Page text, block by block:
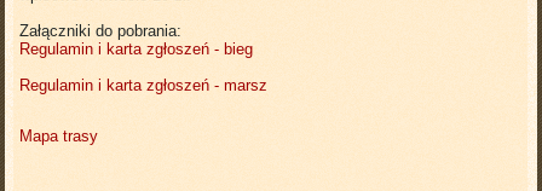
Załączniki do pobrania:
Regulamin i karta zgłoszeń - bieg
Regulamin i karta zgłoszeń - marsz
Mapa trasy